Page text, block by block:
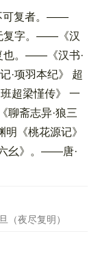
可复者。——
复字。——《汉
也。——《汉书·
·项羽本纪》 超
超梁慬传》 一
斋志异·狼三
《桃花源记》
幺》。——唐·
（夜尽复明）